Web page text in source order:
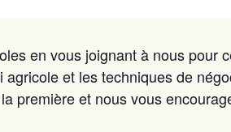
en vous joignant à nous pour
agricole et les techniques de
première et nous vous